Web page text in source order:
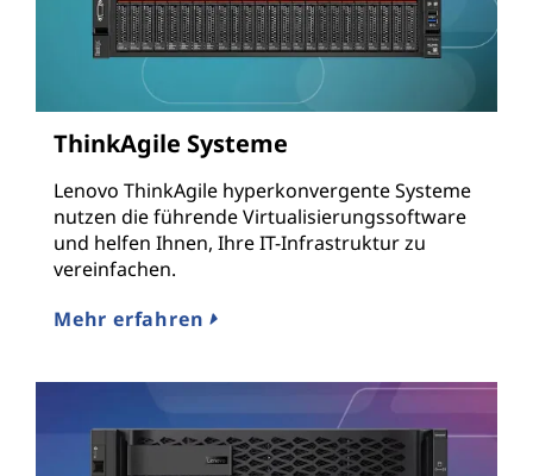
ThinkAgile Systeme
Lenovo ThinkAgile hyperkonvergente Systeme
nutzen die führende Virtualisierungssoftware
und helfen Ihnen, Ihre IT-Infrastruktur zu
vereinfachen.
Mehr erfahren